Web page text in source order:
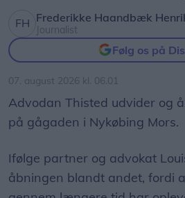
Frederikke Haandbæk
Journalist
Følg os på
07. august 2026 kl. 06.01
Advodan Thisted udvider og
på gågaden i Nykøbing Mors.
Ifølge partner og advokat
åbningen blandt andet, fordi